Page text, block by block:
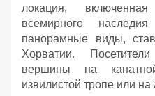
локация,
всемирного
панорамные виды,
Хорватии.
вершины на
извилистой тропе или